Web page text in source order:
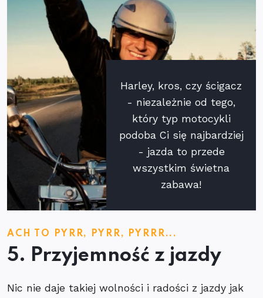
Harley, kros, czy ścigacz
- niezależnie od tego,
który typ motocykli
podoba Ci się najbardziej
- jazda to przede
wszystkim świetna
zabawa!
ACH TO PYRR, PYRR, PYRRR...
5. Przyjemność z jazdy
Nic nie daje takiej wolności i radości z jazdy jak